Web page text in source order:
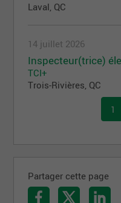
Laval, QC
14 juillet 2026
Inspecteur(trice)
TCI+
Trois-Rivières, QC
1
Partager cette page